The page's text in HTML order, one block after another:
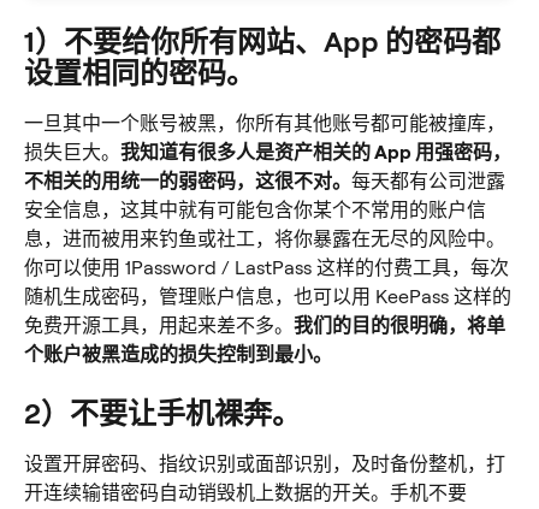
1）不要给你所有网站、App 的密码都
设置相同的密码。
一旦其中一个账号被黑，你所有其他账号都可能被撞库，
损失巨大。 我知道有很多人是资产相关的 App 用强密码，
不相关的用统一的弱密码，这很不对。 每天都有公司泄露
安全信息，这其中就有可能包含你某个不常用的账户信
息，进而被用来钓鱼或社工，将你暴露在无尽的风险中。
你可以使用 1Password / LastPass 这样的付费工具，每次
随机生成密码，管理账户信息，也可以用 KeePass 这样的
免费开源工具，用起来差不多。 我们的目的很明确，将单
个账户被黑造成的损失控制到最小。
2）不要让手机裸奔。
设置开屏密码、指纹识别或面部识别，及时备份整机，打
开连续输错密码自动销毁机上数据的开关。手机不要